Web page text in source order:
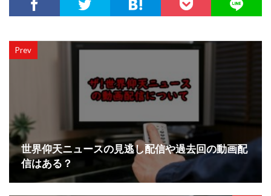
Prev
世界仰天ニュースの見逃し配信や過去回の動画配
信はある？